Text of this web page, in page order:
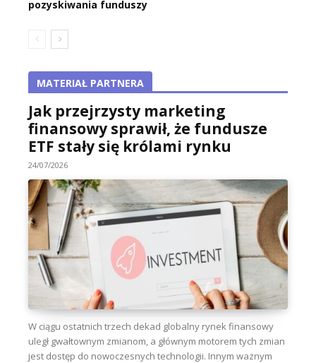
pozyskiwania funduszy
MATERIAŁ PARTNERA
Jak przejrzysty marketing
finansowy sprawił, że fundusze
ETF stały się królami rynku
24/07/2026
W ciągu ostatnich trzech dekad globalny rynek finansowy
uległ gwałtownym zmianom, a głównym motorem tych zmian
jest dostęp do nowoczesnych technologii. Innym ważnym